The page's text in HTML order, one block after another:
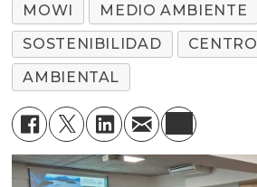
MOWI
MEDIO AMBIENTE
SOSTENIBILIDAD
CENTRO
AMBIENTAL